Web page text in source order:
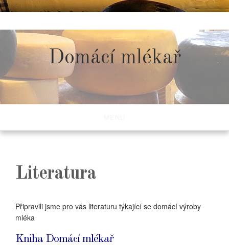
to
content
Domácí mlékař
Literatura
Připravili jsme pro vás literaturu týkající se domácí výroby
mléka
Kniha Domácí mlékař